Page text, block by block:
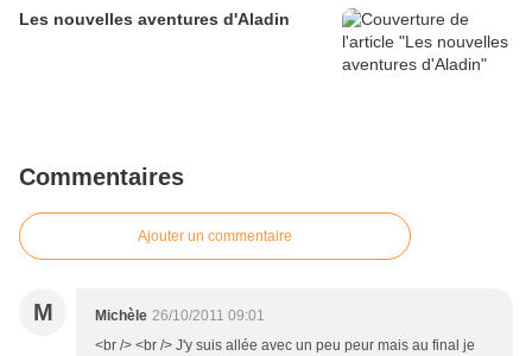
Les nouvelles aventures d'Aladin
Commentaires
Ajouter un commentaire
M Michèle 26/10/2011 09:01
<br /> <br /> J'y suis allée avec un peu peur mais au final je